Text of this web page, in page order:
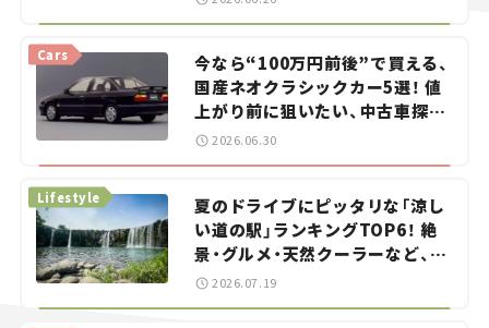
今なら“100万円前後”で買える、
国産ネオクラシックカー5選！ 値
上がり前に狙いたい、中古車探し
をお手伝い――ちょっとイケてるマ
イカー選び #02
Cars
2026.06.30
夏のドライブにピッタリな「涼し
い道の駅」ランキングTOP6！ 絶
景・グルメ・天然クーラーなど、避
暑におすすめのスポットを紹介
Lifestyle
2026.07.19